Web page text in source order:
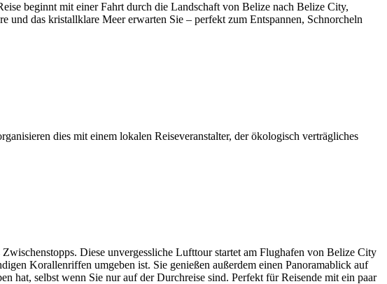
beginnt mit einer Fahrt durch die Landschaft von Belize nach Belize City,
und das kristallklare Meer erwarten Sie – perfekt zum Entspannen, Schnorcheln
dies mit einem lokalen Reiseveranstalter, der ökologisch verträgliches
Diese unvergessliche Lufttour startet am Flughafen von Belize City
Korallenriffen umgeben ist. Sie genießen außerdem einen Panoramablick auf
hat, selbst wenn Sie nur auf der Durchreise sind. Perfekt für Reisende mit ein paar